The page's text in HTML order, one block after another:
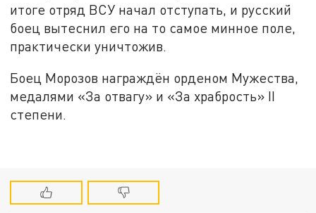
итоге отряд ВСУ начал отступать, и русский
боец вытеснил его на то самое минное поле,
практически уничтожив.
Боец Морозов награждён орденом Мужества,
медалями «За отвагу» и «За храбрость» II
степени.